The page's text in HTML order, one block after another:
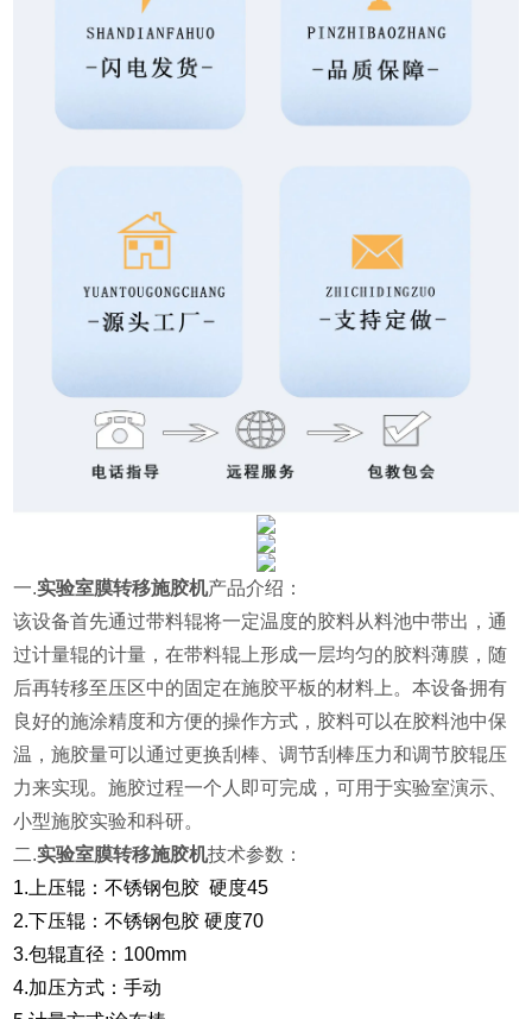
一.实验室膜转移施胶机产品介绍：
该设备首先通过带料辊将一定温度的胶料从料池中带出，通
过计量辊的计量，在带料辊上形成一层均匀的胶料薄膜，随
后再转移至压区中的固定在施胶平板的材料上。本设备拥有
良好的施涂精度和方便的操作方式，胶料可以在胶料池中保
温，施胶量可以通过更换刮棒、调节刮棒压力和调节胶辊压
力来实现。施胶过程一个人即可完成，可用于实验室演示、
小型施胶实验和科研。
二.实验室膜转移施胶机技术参数：
1.上压辊：不锈钢包胶 硬度45
2.下压辊：不锈钢包胶 硬度70
3.包辊直径：100mm
4.加压方式：手动